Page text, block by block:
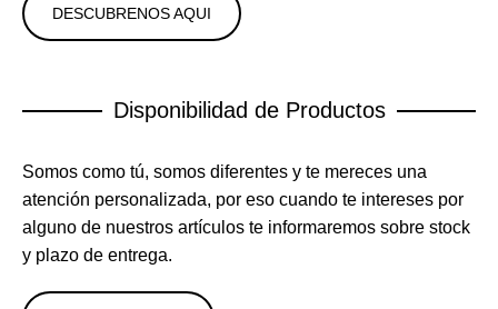
DESCUBRENOS AQUI
Disponibilidad de Productos
Somos como tú, somos diferentes y te mereces una
atención personalizada, por eso cuando te intereses por
alguno de nuestros artículos te informaremos sobre stock
y plazo de entrega.